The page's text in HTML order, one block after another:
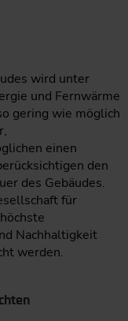
wird unter
und Fernwärme
gering wie möglich
einen
den
des Gebäudes.
für
Nachhaltigkeit
werden.